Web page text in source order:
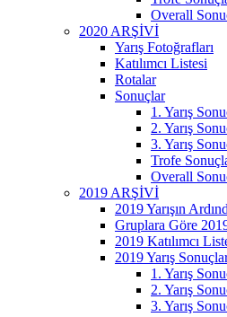
Overall
2020 ARŞİVİ
Yarış Fotoğrafları
Katılımcı Listesi
Rotalar
Sonuçlar
1. Yarış
2. Yarış
3. Yarış
Trofe
Overall
2019 ARŞİVİ
2019 Yarışın
Gruplara Göre
2019 Katılımcı
2019 Yarış
1. Yarış
2. Yarış
3. Yarış